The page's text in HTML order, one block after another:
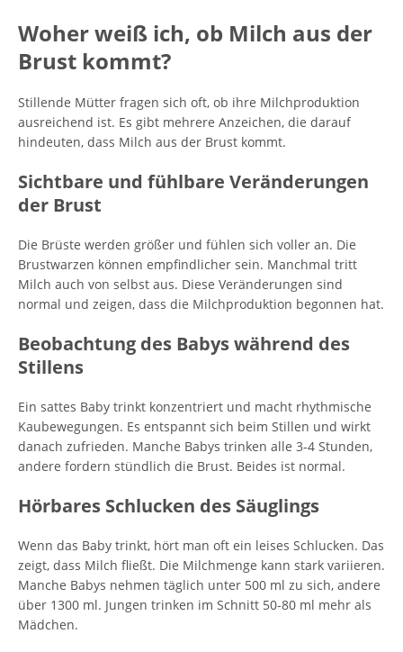
Woher weiß ich, ob Milch aus der
Brust kommt?
Stillende Mütter fragen sich oft, ob ihre Milchproduktion
ausreichend ist. Es gibt mehrere Anzeichen, die darauf
hindeuten, dass Milch aus der Brust kommt.
Sichtbare und fühlbare Veränderungen
der Brust
Die Brüste werden größer und fühlen sich voller an. Die
Brustwarzen können empfindlicher sein. Manchmal tritt
Milch auch von selbst aus. Diese Veränderungen sind
normal und zeigen, dass die Milchproduktion begonnen hat.
Beobachtung des Babys während des
Stillens
Ein sattes Baby trinkt konzentriert und macht rhythmische
Kaubewegungen. Es entspannt sich beim Stillen und wirkt
danach zufrieden. Manche Babys trinken alle 3-4 Stunden,
andere fordern stündlich die Brust. Beides ist normal.
Hörbares Schlucken des Säuglings
Wenn das Baby trinkt, hört man oft ein leises Schlucken. Das
zeigt, dass Milch fließt. Die Milchmenge kann stark variieren.
Manche Babys nehmen täglich unter 500 ml zu sich, andere
über 1300 ml. Jungen trinken im Schnitt 50-80 ml mehr als
Mädchen.